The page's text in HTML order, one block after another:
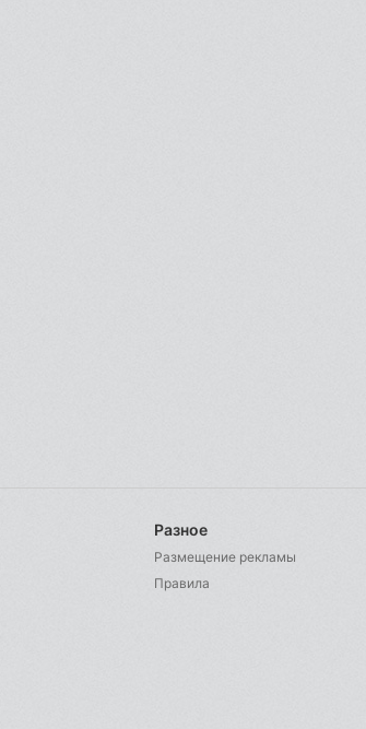
Разное
Размещение рекламы
Правила